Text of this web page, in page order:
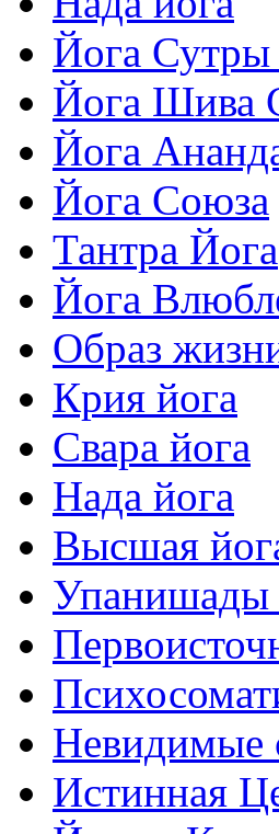
Йога
Йога Шива
Йога
Йога Союза
Тантра Йога
Йога
Образ
Крия йога
Свара йога
Нада йога
Высшая
Упанишады
Невидимые
Истинная